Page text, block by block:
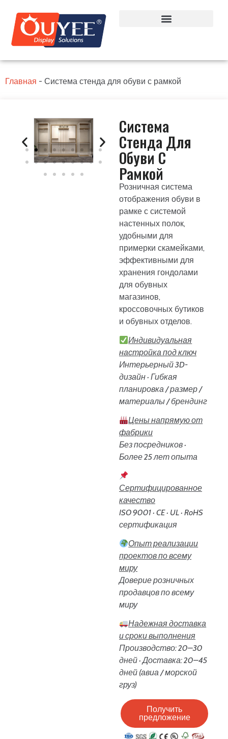
Главная - Система стенда для обуви с рамкой
Система
Стенда Для
Обуви С
Рамкой
Розничная система
отображения обуви в
рамке с системой
настенных полок,
удобными для
примерки скамейками,
эффективными для
хранения гондолами
для обувных
магазинов,
кроссовочных бутиков
и обувных отделов.
Индивидуальная
настройка под ключ
Интерьерный 3D-
дизайн · Гибкая
планировка / размер /
материалы / брендинг
Цены напрямую от
фабрики
Без посредников ·
Более 25 лет опыта
Сертифицированное
качество
ISO 9001 · CE · UL · RoHS
сертификация
Опыт реализации
проектов по всему
миру
Доверие розничных
продавцов по всему
миру
Надежная доставка
и сроки выполнения
Производство: 20–30
дней · Доставка: 20–45
дней (авиа / морской
груз)
Получить
предложение